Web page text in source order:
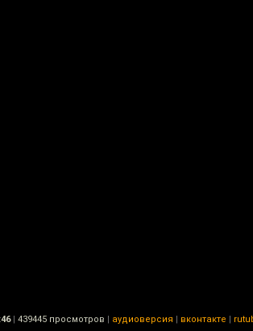
| 439445 просмотров | аудиоверсия | вконтакте |